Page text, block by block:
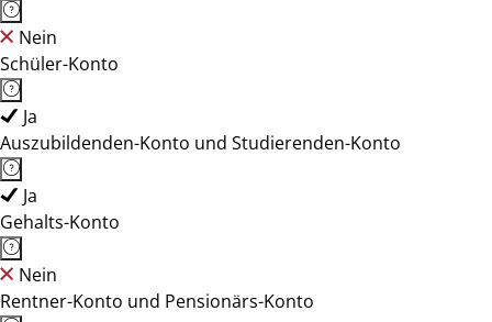
Nein
Schüler-Konto
Ja
Auszubildenden-Konto und Studierenden-Konto
Ja
Gehalts-Konto
Nein
Rentner-Konto und Pensionärs-Konto